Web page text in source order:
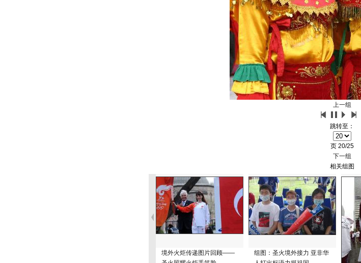
上一组
跳转至：
页 20/25
下一组
相关组图
境外火炬传递图片回顾——
组图：圣火境外接力 亚非华